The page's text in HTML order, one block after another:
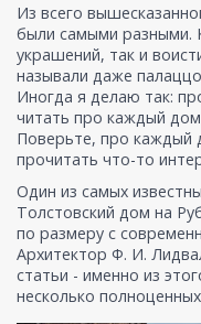
Из всего
были самыми разными.
украшений, так и
называли даже
Иногда я делаю так:
читать про каждый дом
Поверьте, про
прочитать что-то
Один из самых
Толстовский дом на
по размеру с
Архитектор Ф. И.
статьи - именно из
несколько